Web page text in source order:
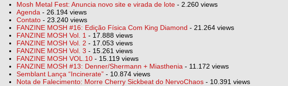
Mosh Metal Fest: Anuncia novo site e virada de lote - 2.260 views
Agenda - 26.194 views
Contato - 23.240 views
FANZINE MOSH #16: Edição Física Com King Diamond - 21.264 views
FANZINE MOSH Vol. 1 - 17.888 views
FANZINE MOSH Vol. 2 - 17.053 views
FANZINE MOSH Vol. 3 - 15.261 views
FANZINE MOSH VOL.10 - 15.119 views
FANZINE MOSH #13: Denner/Shermann + Miasthenia - 11.172 views
Semblant Lança “Incinerate” - 10.874 views
Nota de Falecimento: Morre Cherry Sickbeat do NervoChaos - 10.391 views